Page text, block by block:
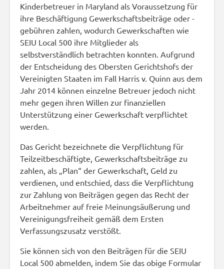
Kinderbetreuer in Maryland als Voraussetzung für
ihre Beschäftigung Gewerkschaftsbeiträge oder -
gebühren zahlen, wodurch Gewerkschaften wie
SEIU Local 500 ihre Mitglieder als
selbstverständlich betrachten konnten. Aufgrund
der Entscheidung des Obersten Gerichtshofs der
Vereinigten Staaten im Fall Harris v. Quinn aus dem
Jahr 2014 können einzelne Betreuer jedoch nicht
mehr gegen ihren Willen zur finanziellen
Unterstützung einer Gewerkschaft verpflichtet
werden.
Das Gericht bezeichnete die Verpflichtung für
Teilzeitbeschäftigte, Gewerkschaftsbeiträge zu
zahlen, als „Plan“ der Gewerkschaft, Geld zu
verdienen, und entschied, dass die Verpflichtung
zur Zahlung von Beiträgen gegen das Recht der
Arbeitnehmer auf freie Meinungsäußerung und
Vereinigungsfreiheit gemäß dem Ersten
Verfassungszusatz verstößt.
Sie können sich von den Beiträgen für die SEIU
Local 500 abmelden, indem Sie das obige Formular